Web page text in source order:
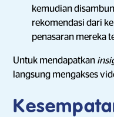
kemudian
rekomendasi dari
penasaran mereka
Untuk mendapatkan
langsung mengakses